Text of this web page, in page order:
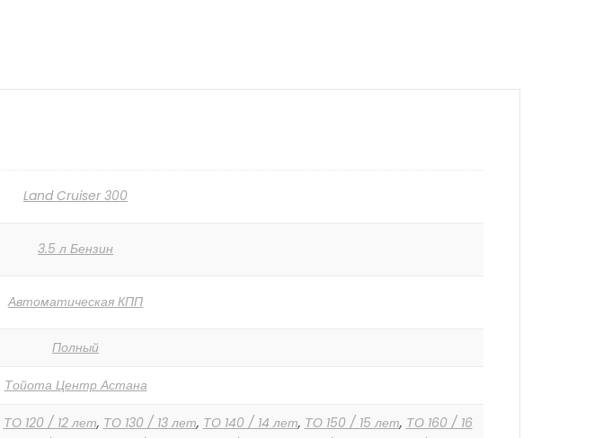
Land Cruiser 300
3.5 л Бензин
Автоматическая КПП
Полный
Тойота Центр Астана
ТО 120 / 12 лет, ТО 130 / 13 лет, ТО 140 / 14 лет, ТО 150 / 15 лет, ТО 160 / 16